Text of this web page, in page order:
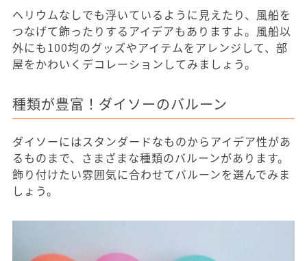
ヘリウムなしでも浮いているように見えたり、風船を
つなげて飾ったりするアイデアもありますよ。風船以
外にも100均のグッズやアイテムをアレンジして、部
屋をかわいくデコレーションしてみましょう。
種類が豊富！ダイソーのバルーン
ダイソーにはスタンダードなものからアイデア性があ
るものまで、さまざまな種類のバルーンがあります。
飾り付けたい雰囲気に合わせてバルーンを選んでみま
しょう。